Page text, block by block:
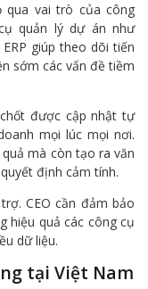
qua vai trò của công
quản lý dự án như
giúp theo dõi tiến
sớm các vấn đề tiềm
được cập nhật tự
mọi lúc mọi nơi.
mà còn tạo ra văn
định cảm tính.
CEO cần đảm bảo
hiệu quả các công cụ
dữ liệu.
tại Việt Nam